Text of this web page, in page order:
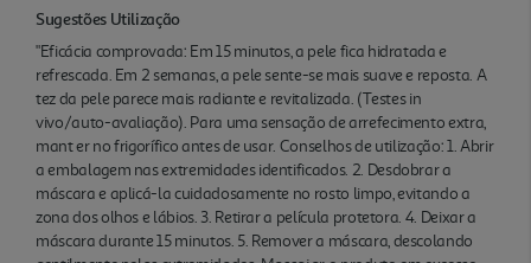
Sugestões Utilização
"Eficácia comprovada: Em 15 minutos, a pele fica hidratada e
refrescada. Em 2 semanas, a pele sente-se mais suave e reposta. A
tez da pele parece mais radiante e revitalizada. (Testes in
vivo/auto-avaliação). Para uma sensação de arrefecimento extra,
mant er no frigorífico antes de usar. Conselhos de utilização: 1. Abrir
a embalagem nas extremidades identificados. 2. Desdobrar a
máscara e aplicá-la cuidadosamente no rosto limpo, evitando a
zona dos olhos e lábios. 3. Retirar a película protetora. 4. Deixar a
máscara durante 15 minutos. 5. Remover a máscara, descolando